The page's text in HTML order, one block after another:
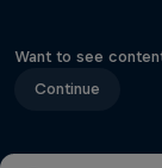
Want to see
Continue